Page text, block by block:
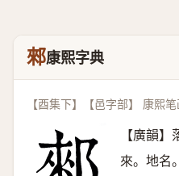
郲康熙字典
【酉集下】【邑字部】 康熙
【廣韻
來。地名